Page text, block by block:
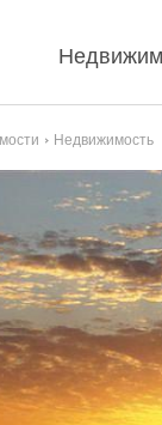
Недвижимость